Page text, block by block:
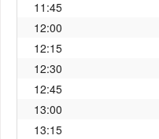
11:45
12:00
12:15
12:30
12:45
13:00
13:15